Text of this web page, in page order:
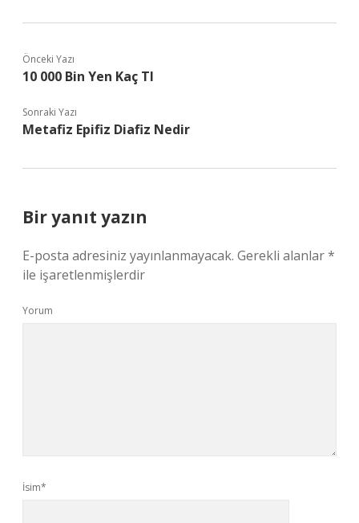
Önceki Yazı
10 000 Bin Yen Kaç Tl
Sonraki Yazı
Metafiz Epifiz Diafiz Nedir
Bir yanıt yazın
E-posta adresiniz yayınlanmayacak. Gerekli alanlar*
ile işaretlenmişlerdir
Yorum
İsim*